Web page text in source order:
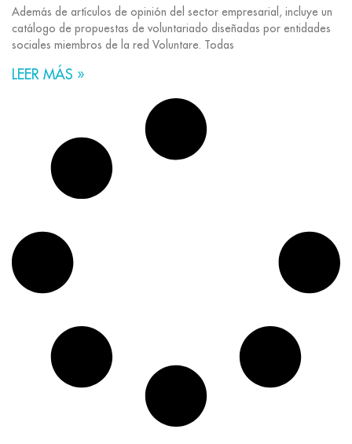
Además de artículos de opinión del sector empresarial, incluye un
catálogo de propuestas de voluntariado diseñadas por entidades
sociales miembros de la red Voluntare. Todas
LEER MÁS »